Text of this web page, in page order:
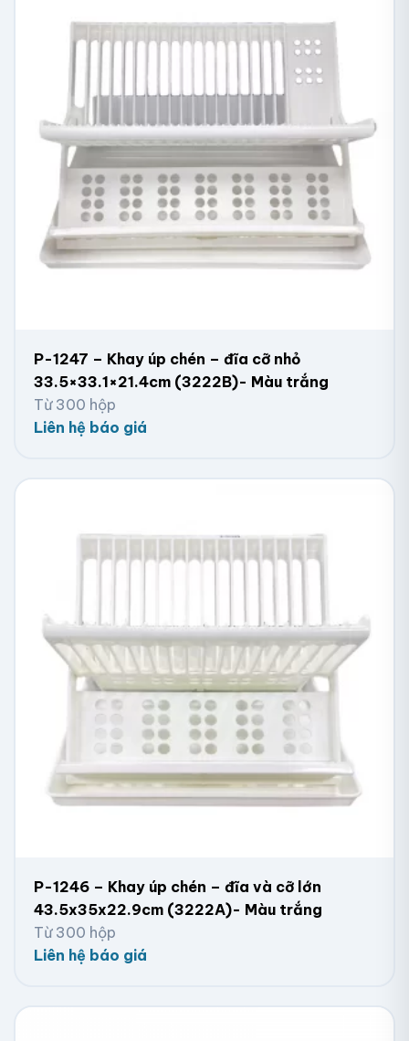
P-1247 – Khay úp chén – đĩa cỡ nhỏ
33.5×33.1×21.4cm (3222B)- Màu trắng
Từ 300 hộp
Liên hệ báo giá
P-1246 – Khay úp chén – đĩa và cỡ lớn
43.5x35x22.9cm (3222A)- Màu trắng
Từ 300 hộp
Liên hệ báo giá